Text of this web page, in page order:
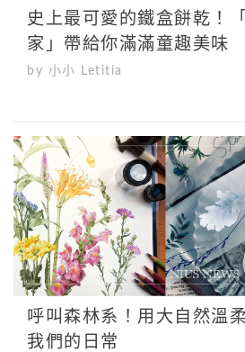
史上最可愛的鐵盒餅乾！
家」帶給你滿滿童趣美味
by 小小 Letitia
呼叫森林系！用大自然溫
我們的日常